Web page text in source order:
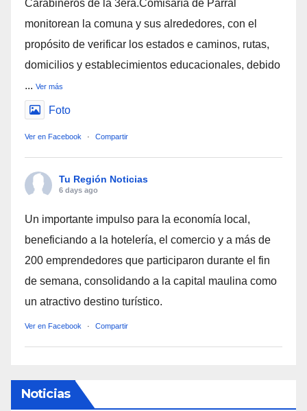
Carabineros de la 3era.Comisaría de Parral
monitorean la comuna y sus alrededores, con el
propósito de verificar los estados e caminos, rutas,
domicilios y establecimientos educacionales, debido
... Ver más
Foto
Ver en Facebook · Compartir
Tu Región Noticias
6 days ago
Un importante impulso para la economía local,
beneficiando a la hotelería, el comercio y a más de
200 emprendedores que participaron durante el fin
de semana, consolidando a la capital maulina como
un atractivo destino turístico.
Ver en Facebook · Compartir
Noticias